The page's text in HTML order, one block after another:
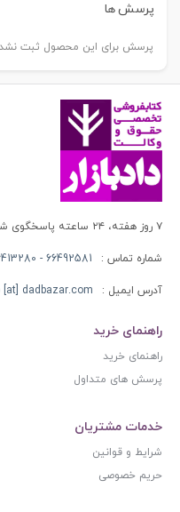
پرسش ها
پرسش برای این محصول ثبت
۷ روز هفته، ۲۴ ساعته پاسخگوی شما هستیم
شماره تماس : 66492581 - 66413280 (021)
آدرس ایمیل : [at] dadbazar.com
راهنمای خرید
راهنمای خرید
پرسش های متداول
خدمات مشتریان
شرایط و قوانین
حریم خصوصی